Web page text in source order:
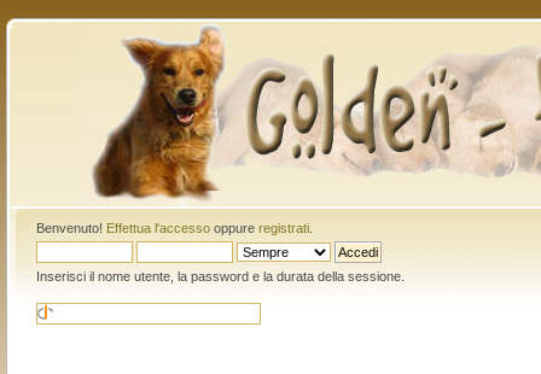
Benvenuto! Effettua l'accessooppure registrati.
Inserisci il nome utente, la password e la durata della sessione.